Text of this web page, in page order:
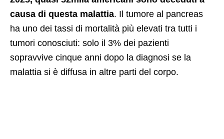
causa di questa malattia. Il tumore al pancreas
ha uno dei tassi di mortalità più elevati tra tutti i
tumori conosciuti: solo il 3% dei pazienti
sopravvive cinque anni dopo la diagnosi se la
malattia si è diffusa in altre parti del corpo.